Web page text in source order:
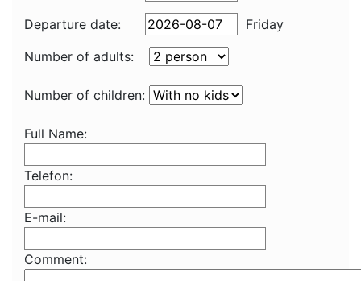
Departure date:
Friday
Number of adults:
Number of children:
Full Name:
Telefon:
E-mail:
Comment: